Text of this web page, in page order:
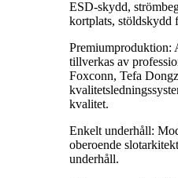
ESD-skydd,
kortplats, stöldskydd
Premiumproduktion:
tillverkas av
Foxconn, Tefa
kvalitet.
Enkelt underhåll:
oberoende
underhåll.